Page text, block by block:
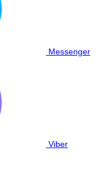
Messenger
Viber